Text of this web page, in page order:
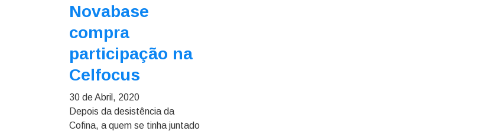
Novabase
compra
participação na
Celfocus
30 de Abril, 2020
Depois da desistência da
Cofina, a quem se tinha juntado